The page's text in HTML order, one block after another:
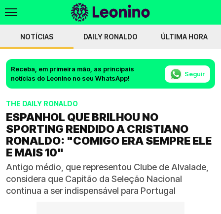
NOTÍCIAS DAILY RONALDO ÚLTIMA HORA
Receba, em primeira mão, as principais
notícias do Leonino no seu WhatsApp!
Seguir
THE DAILY RONALDO
ESPANHOL QUE BRILHOU NO
SPORTING RENDIDO A CRISTIANO
RONALDO: "COMIGO ERA SEMPRE ELE
E MAIS 10"
Antigo médio, que representou Clube de Alvalade,
considera que Capitão da Seleção Nacional
continua a ser indispensável para Portugal